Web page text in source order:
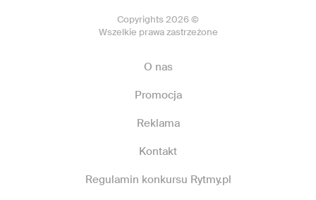
Copyrights 2026 ©
Wszelkie prawa zastrzeżone
O nas
Promocja
Reklama
Kontakt
Regulamin konkursu Rytmy.pl